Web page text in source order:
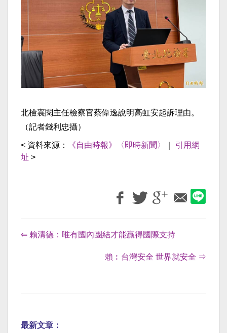
北檢襄閱主任檢察官蔡偉逸說明高虹安起訴理由。
（記者錢利忠攝）
< 資料來源： 《自由時報》〈即時新聞〉
引用網
址 >
⇐ 賴清德：唯有國內團結才能贏得國際支持
賴︰台灣安全 世界就安全 ⇒
最新文章：